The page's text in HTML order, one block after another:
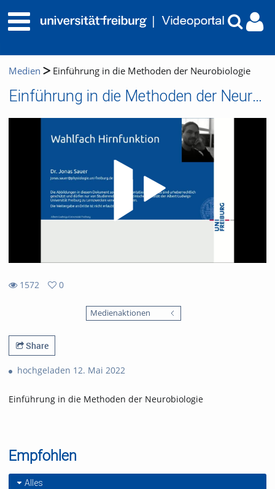
Medien Einführung in die Methoden der Neurobiologie
Einführung in die Methoden der Neurobiologie
1572
0
Medienaktionen
Share
hochgeladen 12. Mai 2022
Einführung in die Methoden der Neurobiologie
Empfohlen
Alles